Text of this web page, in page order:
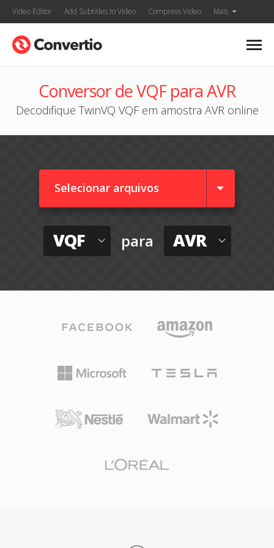
Video Editor Add Subtitles to Video Compress Video Mais
Conversor de VQF para AVR
Decodifique TwinVQ VQF em amostra AVR online
Selecionar arquivos
VQF para AVR